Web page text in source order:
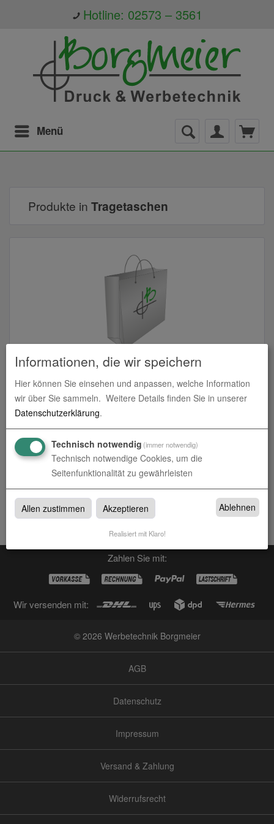
Hotline: 02573 – 3561
Menü
Produkte in Tragetaschen
Papiertragetaschen
zum Artikel
Tragetaschen
Tragetaschen bei Werbetechnik Borgmeier in Münster, Rheine
und Altenberge
Zahlen Sie mit:
Wir versenden mit:
© 2026 Werbetechnik Borgmeier
AGB
Datenschutz
Impressum
Versand & Zahlung
Widerrufsrecht
Informationen, die wir speichern
Hier können Sie einsehen und anpassen, welche Information
wir über Sie sammeln. Weitere Details finden Sie in unserer
Datenschutzerklärung.
Technisch notwendig (immer notwendig)
Technisch notwendige Cookies, um die
Seitenfunktionalität zu gewährleisten
Allen zustimmen Akzeptieren Ablehnen
Realisiert mit Klaro!